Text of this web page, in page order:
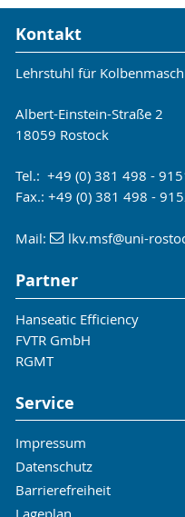
Kontakt
Lehrstuhl für
Albert-Einstein-Straße 2
18059 Rostock
Tel.: +49 (0) 381 498 -
Fax.: +49 (0) 381 498 -
Mail: lkv.msf@uni-
Partner
Hanseatic Efficiency
FVTR GmbH
RGMT
Service
Impressum
Datenschutz
Barrierefreiheit